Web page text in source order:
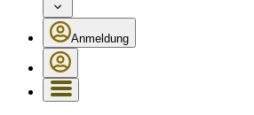
Anmeldung